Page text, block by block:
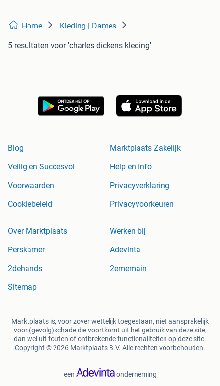
Home Kleding | Dames
5 resultaten voor 'charles dickens kleding'
Blog
Marktplaats Zakelijk
Veilig en Succesvol
Help en Info
Voorwaarden
Privacyverklaring
Cookiebeleid
Privacyvoorkeuren
Over Marktplaats
Werken bij
Perskamer
Adevinta
2dehands
2ememain
Sitemap
Marktplaats is, voor zover wettelijk toegestaan, niet aansprakelijk
voor (gevolg)schade die voortkomt uit het gebruik van deze site,
dan wel uit fouten of ontbrekende functionaliteiten op deze site.
Copyright © 2026 Marktplaats B.V. Alle rechten voorbehouden.
een onderneming